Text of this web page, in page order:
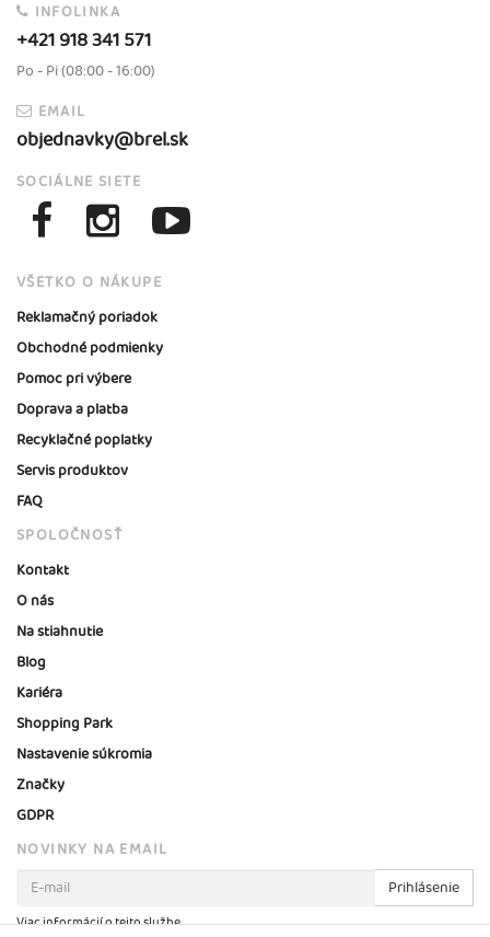
INFOLINKA
+421 918 341 571
Po - Pi (08:00 - 16:00)
EMAIL
objednavky@brel.sk
SOCIÁLNE SIETE
VŠETKO O NÁKUPE
Reklamačný poriadok
Obchodné podmienky
Pomoc pri výbere
Doprava a platba
Recyklačné poplatky
Servis produktov
FAQ
SPOLOČNOSŤ
Kontakt
O nás
Na stiahnutie
Blog
Kariéra
Shopping Park
Nastavenie súkromia
Značky
GDPR
NOVINKY NA EMAIL
Prihlásenie
Viac informácií o tejto službe